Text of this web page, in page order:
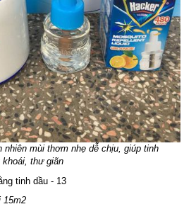
nhiên mùi thơm nhẹ dễ chịu, giúp tinh
thư giãn
15m2